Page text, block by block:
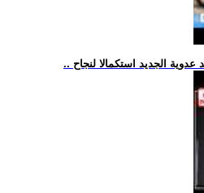
الجديد استكمالا لنجاح